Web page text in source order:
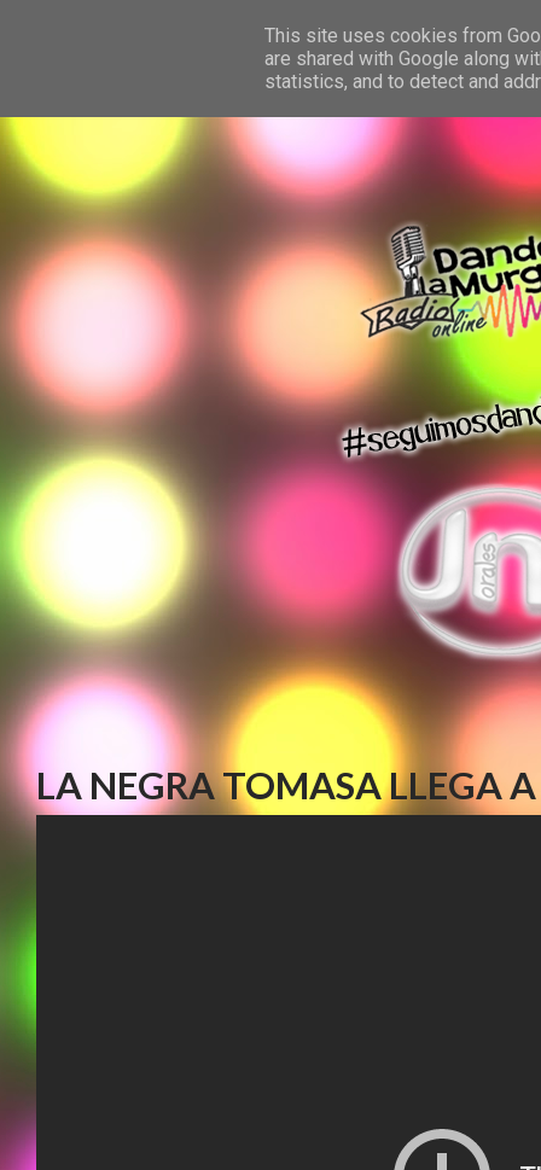
LA NEGRA TOMASA LLEGA
This site uses cookies from
are shared with Google along
statistics, and to detect and